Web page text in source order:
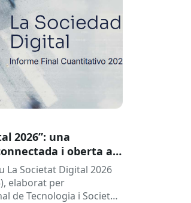
2026”: una
i oberta a
La Societat Digital 2026
elaborat per
de Tecnologia i Societat